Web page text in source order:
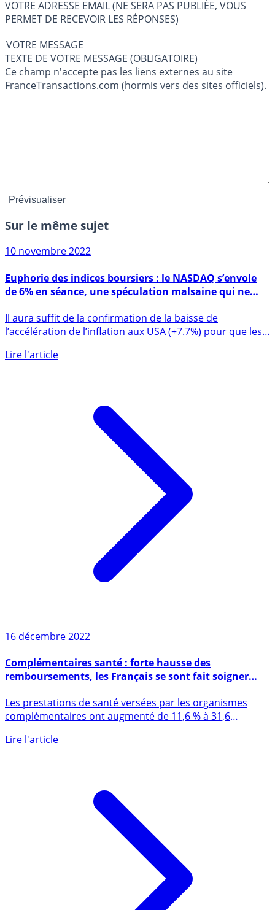
VOTRE ADRESSE EMAIL (NE SERA PAS PUBLIÉE, VOUS
PERMET DE RECEVOIR LES RÉPONSES)
VOTRE MESSAGE
TEXTE DE VOTRE MESSAGE (OBLIGATOIRE)
Ce champ n'accepte pas les liens externes au site
FranceTransactions.com (hormis vers des sites officiels).
Sur le même sujet
10 novembre 2022
Euphorie des indices boursiers : le NASDAQ s’envole
de 6% en séance, une spéculation malsaine qui ne
promet rien de bon pour la suite...
l’accélération de l’inflation aux USA (+7.7%) pour que les
16 décembre 2022
remboursements, les Français se sont fait soigner
après la crise sanitaire COVID
complémentaires ont augmenté de 11,6 % à 31,6